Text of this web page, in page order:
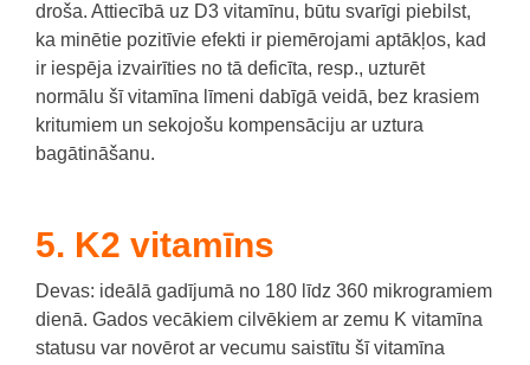
droša. Attiecībā uz D3 vitamīnu, būtu svarīgi piebilst,
ka minētie pozitīvie efekti ir piemērojami aptākļos, kad
ir iespēja izvairīties no tā deficīta, resp., uzturēt
normālu šī vitamīna līmeni dabīgā veidā, bez krasiem
kritumiem un sekojošu kompensāciju ar uztura
bagātināšanu.
5. K2 vitamīns
Devas: ideālā gadījumā no 180 līdz 360 mikrogramiem
dienā. Gados vecākiem cilvēkiem ar zemu K vitamīna
statusu var novērot ar vecumu saistītu šī vitamīna